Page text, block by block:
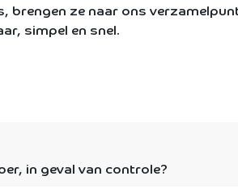
brengen ze naar ons
simpel en snel.
in geval van controle?